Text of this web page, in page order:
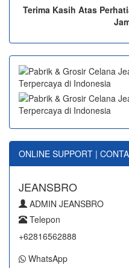
Terima Kasih Atas
ONLINE SUPPORT |
JEANSBRO
ADMIN JEANSBRO
Telepon
+62816562888
WhatsApp